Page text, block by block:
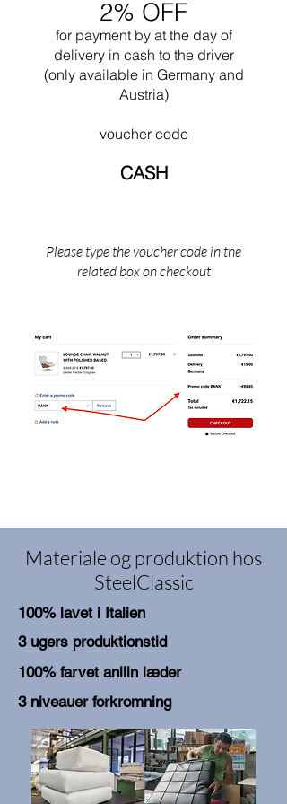
døde han, mens han svømmede i nærheden af
sin Cabanon i Saint Martin (det sydlige
Frankrig).
2% OFF
for payment by at the day of
delivery in cash to the driver
(only available in Germany and
Austria)
voucher code
CASH
Please type the voucher code in the
related box on checkout
Materiale og produktion hos
SteelClassic
100% lavet i Italien
3 ugers produktionstid
100% farvet anilin læder
3 niveauer forkromning